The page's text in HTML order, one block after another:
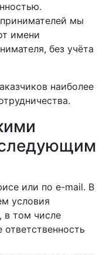
мы
имени
без учёта
наиболее
или по e-mail. В
условия
в том числе